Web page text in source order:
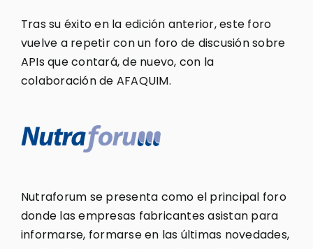
Tras su éxito en la edición anterior, este foro
vuelve a repetir con un foro de discusión sobre
APIs que contará, de nuevo, con la
colaboración de AFAQUIM.
Nutraforum se presenta como el principal foro
donde las empresas fabricantes asistan para
informarse, formarse en las últimas novedades,